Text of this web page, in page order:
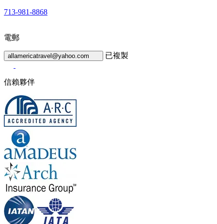
713-981-8868
電郵
allamericatravel@yahoo.com 已複製
信賴夥伴